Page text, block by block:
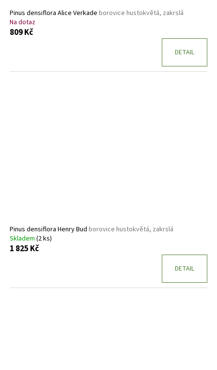
Pinus densiflora Alice Verkade borovice hustokvětá, zakrslá
Na dotaz
809 Kč
DETAIL
Pinus densiflora Henry Bud borovice hustokvětá, zakrslá
Skladem (2 ks)
1 825 Kč
DETAIL